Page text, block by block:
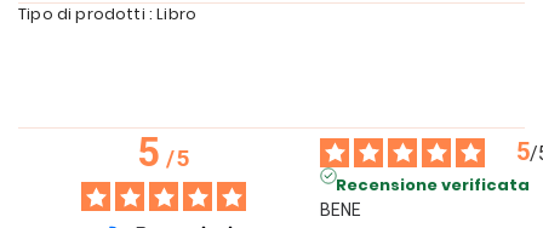
Tipo di prodotti : Libro
5/5 5/
Recensione verificata
BENE